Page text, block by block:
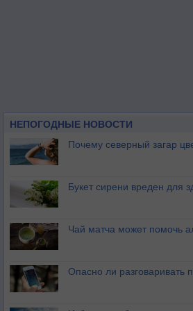
НЕПОГОДНЫЕ НОВОСТИ
Почему северный загар
Букет сирени вреден для
Чай матча может помочь
Опасно ли разговаривать